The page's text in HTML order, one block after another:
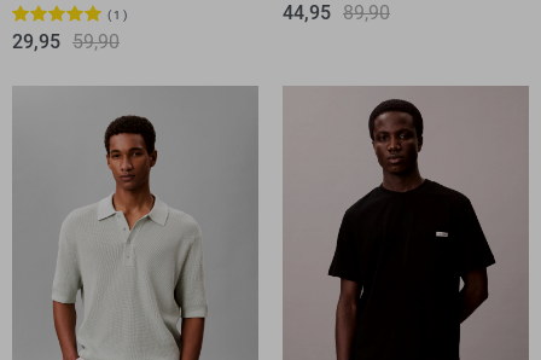
1
29,95 59,90
44,95 89,90